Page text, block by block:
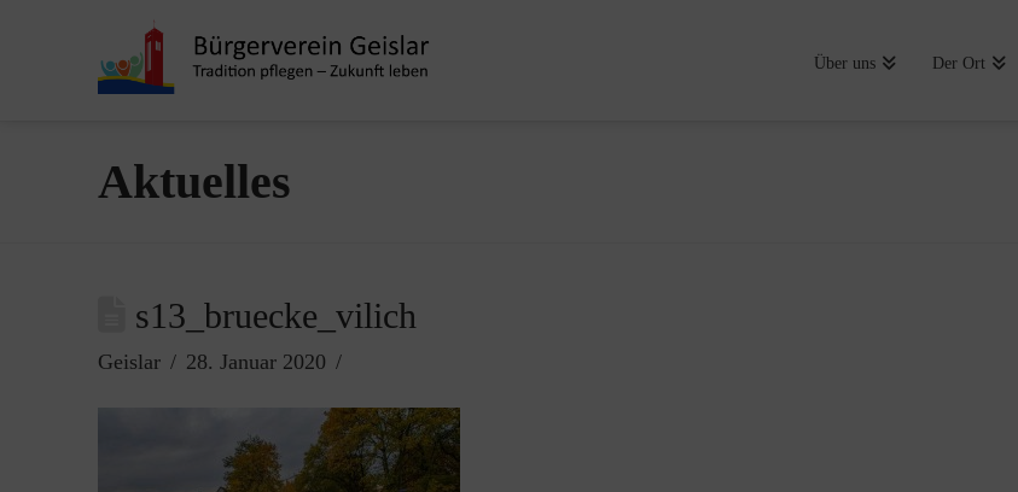
Über uns Der Ort
Aktuelles
s13_bruecke_vilich
Geislar 28. Januar 2020